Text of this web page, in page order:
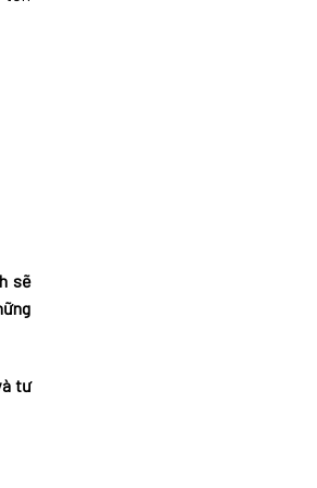
sẽ
tư